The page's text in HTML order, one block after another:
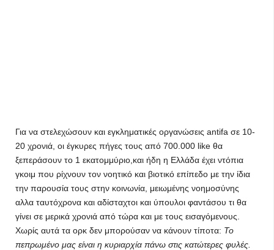
Για να στελεχώσουν και εγκληματικές οργανώσεις antifa σε 10-
20 χρονιά, οι έγκυρες πήγες τους από 700.000 like θα
ξεπεράσουν το 1 εκατομμύριο,και ήδη η Ελλάδα έχει ντόπια
γκοιμ που ρίχνουν τον νοητικό και βιοτικό επίπεδο με την ίδια
την παρουσία τους στην κοινωνία, μειωμένης νοημοσύνης
αλλα ταυτόχρονα και αδίσταχτοι και ύπουλοι φαντάσου τι θα
γίνει σε μερικά χρονιά από τώρα και με τους εισαγόμενους.
Χωρίς αυτά τα ορκ δεν μπορούσαν να κάνουν τίποτα: Το
πεπρωμένο μας είναι η κυριαρχία πάνω στις κατώτερες φυλές.